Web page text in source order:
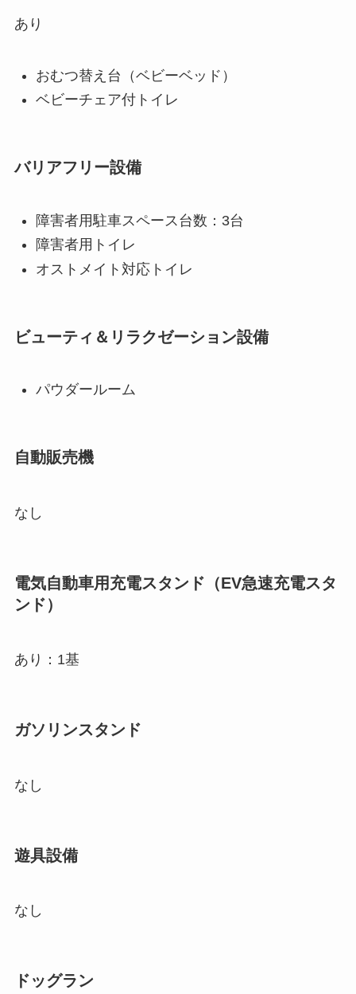
あり
おむつ替え台（ベビーベッド）
ベビーチェア付トイレ
バリアフリー設備
障害者用駐車スペース台数：3台
障害者用トイレ
オストメイト対応トイレ
ビューティ＆リラクゼーション設備
パウダールーム
自動販売機
なし
電気自動車用充電スタンド（EV急速充電スタ
ンド）
あり：1基
ガソリンスタンド
なし
遊具設備
なし
ドッグラン